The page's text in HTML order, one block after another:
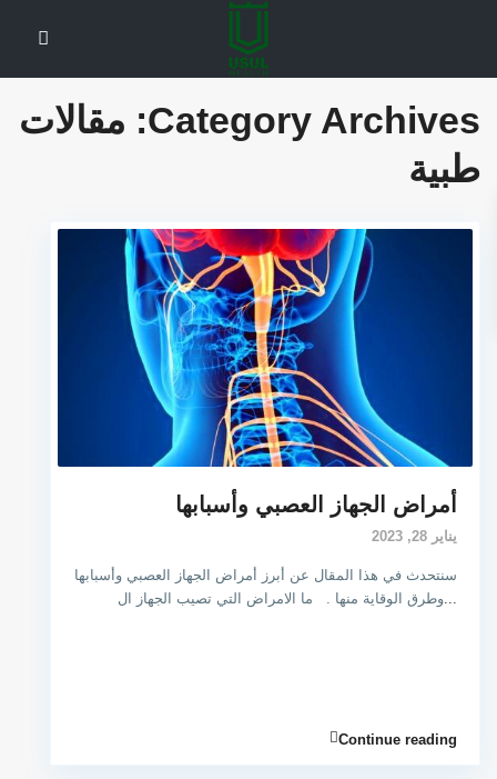
Category Archives: مقالات
طبية
أمراض الجهاز العصبي وأسبابها
يناير 28, 2023
سنتحدث في هذا المقال عن أبرز أمراض الجهاز العصبي وأسبابها
وطرق الوقاية منها . ما الامراض التي تصيب الجهاز ال...
Continue reading